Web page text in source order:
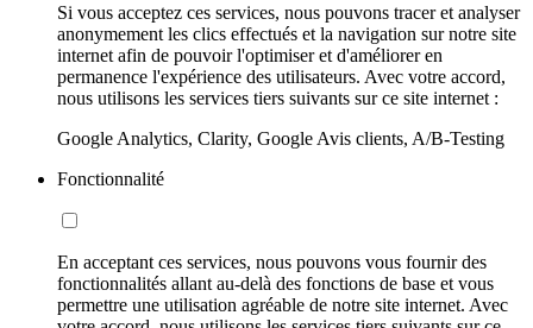
Si vous acceptez ces services, nous pouvons tracer et analyser
anonymement les clics effectués et la navigation sur notre site
internet afin de pouvoir l'optimiser et d'améliorer en
permanence l'expérience des utilisateurs. Avec votre accord,
nous utilisons les services tiers suivants sur ce site internet :
Google Analytics, Clarity, Google Avis clients, A/B-Testing
Fonctionnalité
En acceptant ces services, nous pouvons vous fournir des
fonctionnalités allant au-delà des fonctions de base et vous
permettre une utilisation agréable de notre site internet. Avec